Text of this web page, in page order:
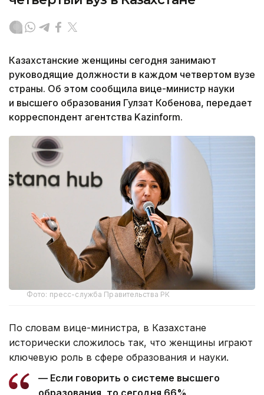
Казахстанские женщины сегодня занимают
руководящие должности в каждом четвертом вузе
страны. Об этом сообщила вице-министр науки
и высшего образования Гулзат Кобенова, передает
корреспондент агентства Kazinform.
Фото: пресс-служба Правительства РК
По словам вице-министра, в Казахстане
исторически сложилось так, что женщины играют
ключевую роль в сфере образования и науки.
— Если говорить о системе высшего
образования, то сегодня 66%